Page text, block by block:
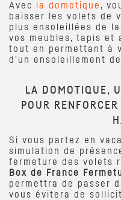
Avec
la domotique ,
baisser les volets de
plus ensoleillées de
vos meubles, tapis et
tout en permettant à
d'un ensoleillement
LA DOMOTIQUE,
POUR
Si vous partez en
simulation de
fermeture des volets
Box de France
permettra de passer
vous évitera de